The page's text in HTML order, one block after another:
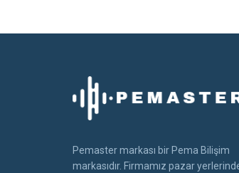
Pemaster markası bir Pema Bilişim
markasıdır. Firmamız pazar